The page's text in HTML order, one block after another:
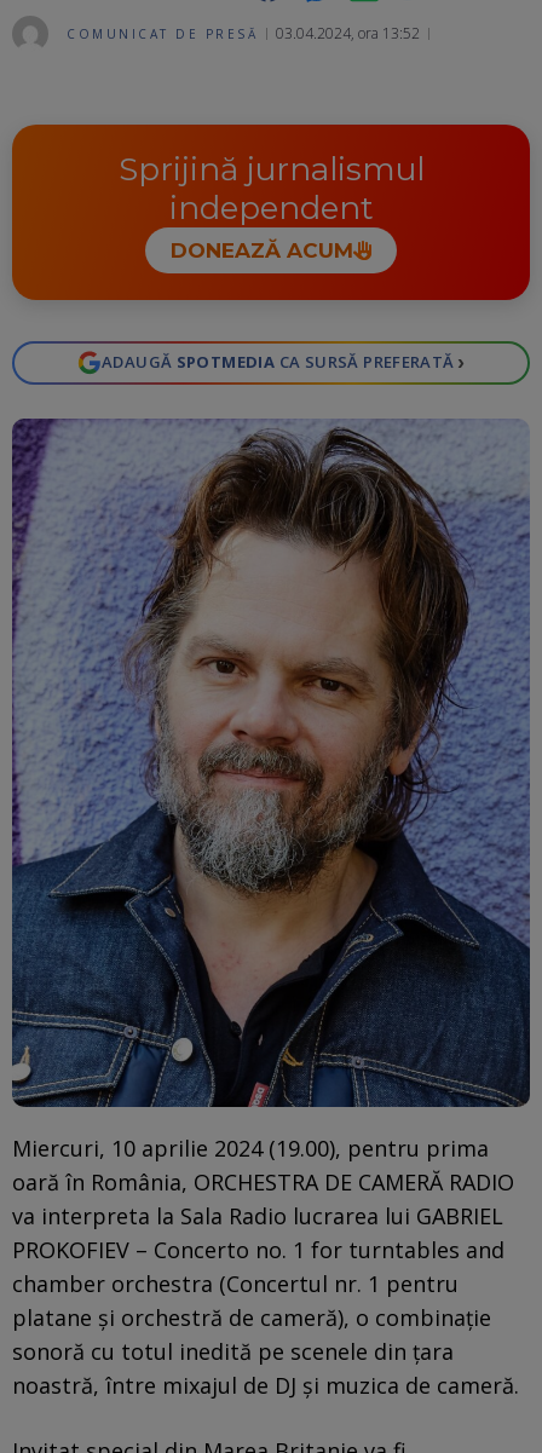
COMUNICAT DE PRESĂ 03.04.2024, ora 13:52
Sprijină jurnalismul
independent
DONEAZĂ ACUM
ADAUGĂ SPOTMEDIA CA SURSĂ PREFERATĂ ›
Miercuri, 10 aprilie 2024 (19.00), pentru prima
oară în România, ORCHESTRA DE CAMERĂ RADIO
va interpreta la Sala Radio lucrarea lui GABRIEL
PROKOFIEV – Concerto no. 1 for turntables and
chamber orchestra (Concertul nr. 1 pentru
platane și orchestră de cameră), o combinație
sonoră cu totul inedită pe scenele din țara
noastră, între mixajul de DJ și muzica de cameră.